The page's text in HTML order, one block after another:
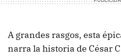
A grandes rasgos, esta
narra la historia de César